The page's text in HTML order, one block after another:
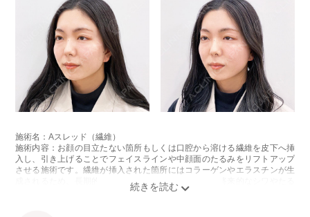
施術名：Aスレッド（繊維）
施術内容：お顔の目立たない箇所もしくは口腔から溶ける繊維を皮下へ挿
入し、引き上げることでフェイスラインや中顔面のたるみをリフトアップ
させる施術です。繊維が挿入された箇所にはコラーゲンやエラスチンが生
成されるため、長期的な美肌効果、肌質の改善効果、将来的なシワやたる
みの予防効果が期待できます。